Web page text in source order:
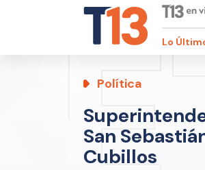
Lo
Política
San
Cubillos